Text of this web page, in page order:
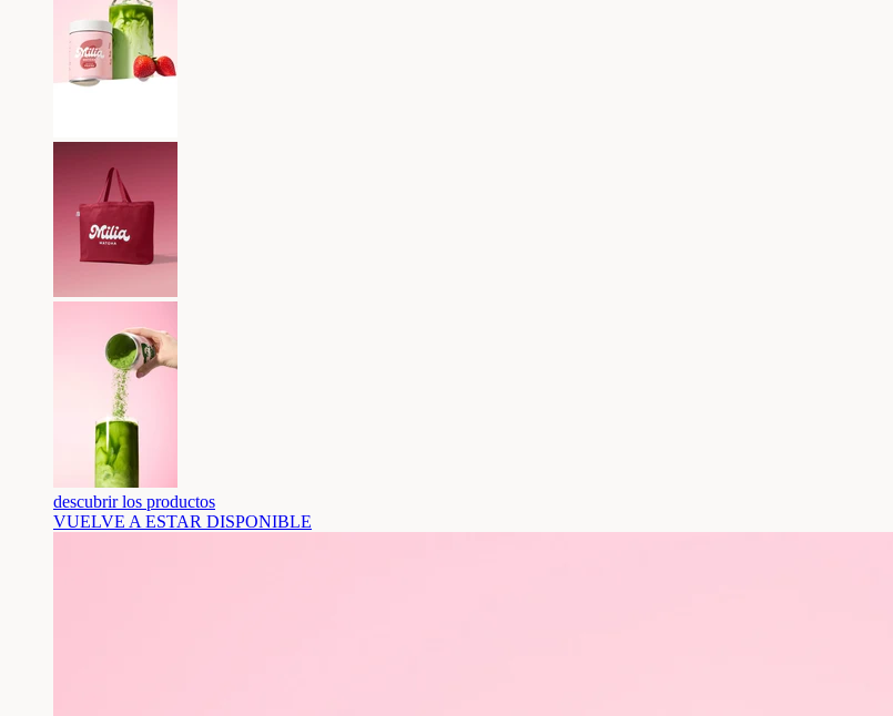
descubrir los productos
VUELVE A ESTAR DISPONIBLE